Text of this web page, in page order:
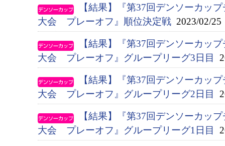
【結果】『第37回デンソーカッ
大会 プレーオフ』順位決定戦 2023/02/25
【結果】『第37回デンソーカッ
大会 プレーオフ』グループリーグ3日目
【結果】『第37回デンソーカッ
大会 プレーオフ』グループリーグ2日目
【結果】『第37回デンソーカッ
大会 プレーオフ』グループリーグ1日目